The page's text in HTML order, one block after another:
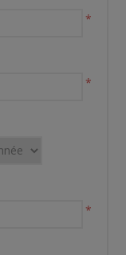
*
*
*